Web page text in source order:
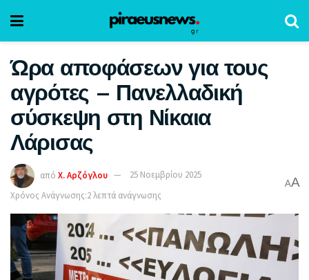
Ώρα αποφάσεων για τους
αγρότες – Πανελλαδική
σύσκεψη στη Νίκαια
Λάρισας
από Χ. Αρζόγλου
25 Νοεμβρίου 2025
Χρόνος Ανάγνωσης:2 λεπτά ανάγνωσης
AA